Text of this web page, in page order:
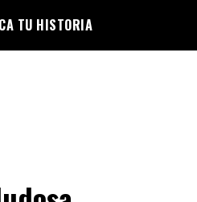
TU HISTORIA